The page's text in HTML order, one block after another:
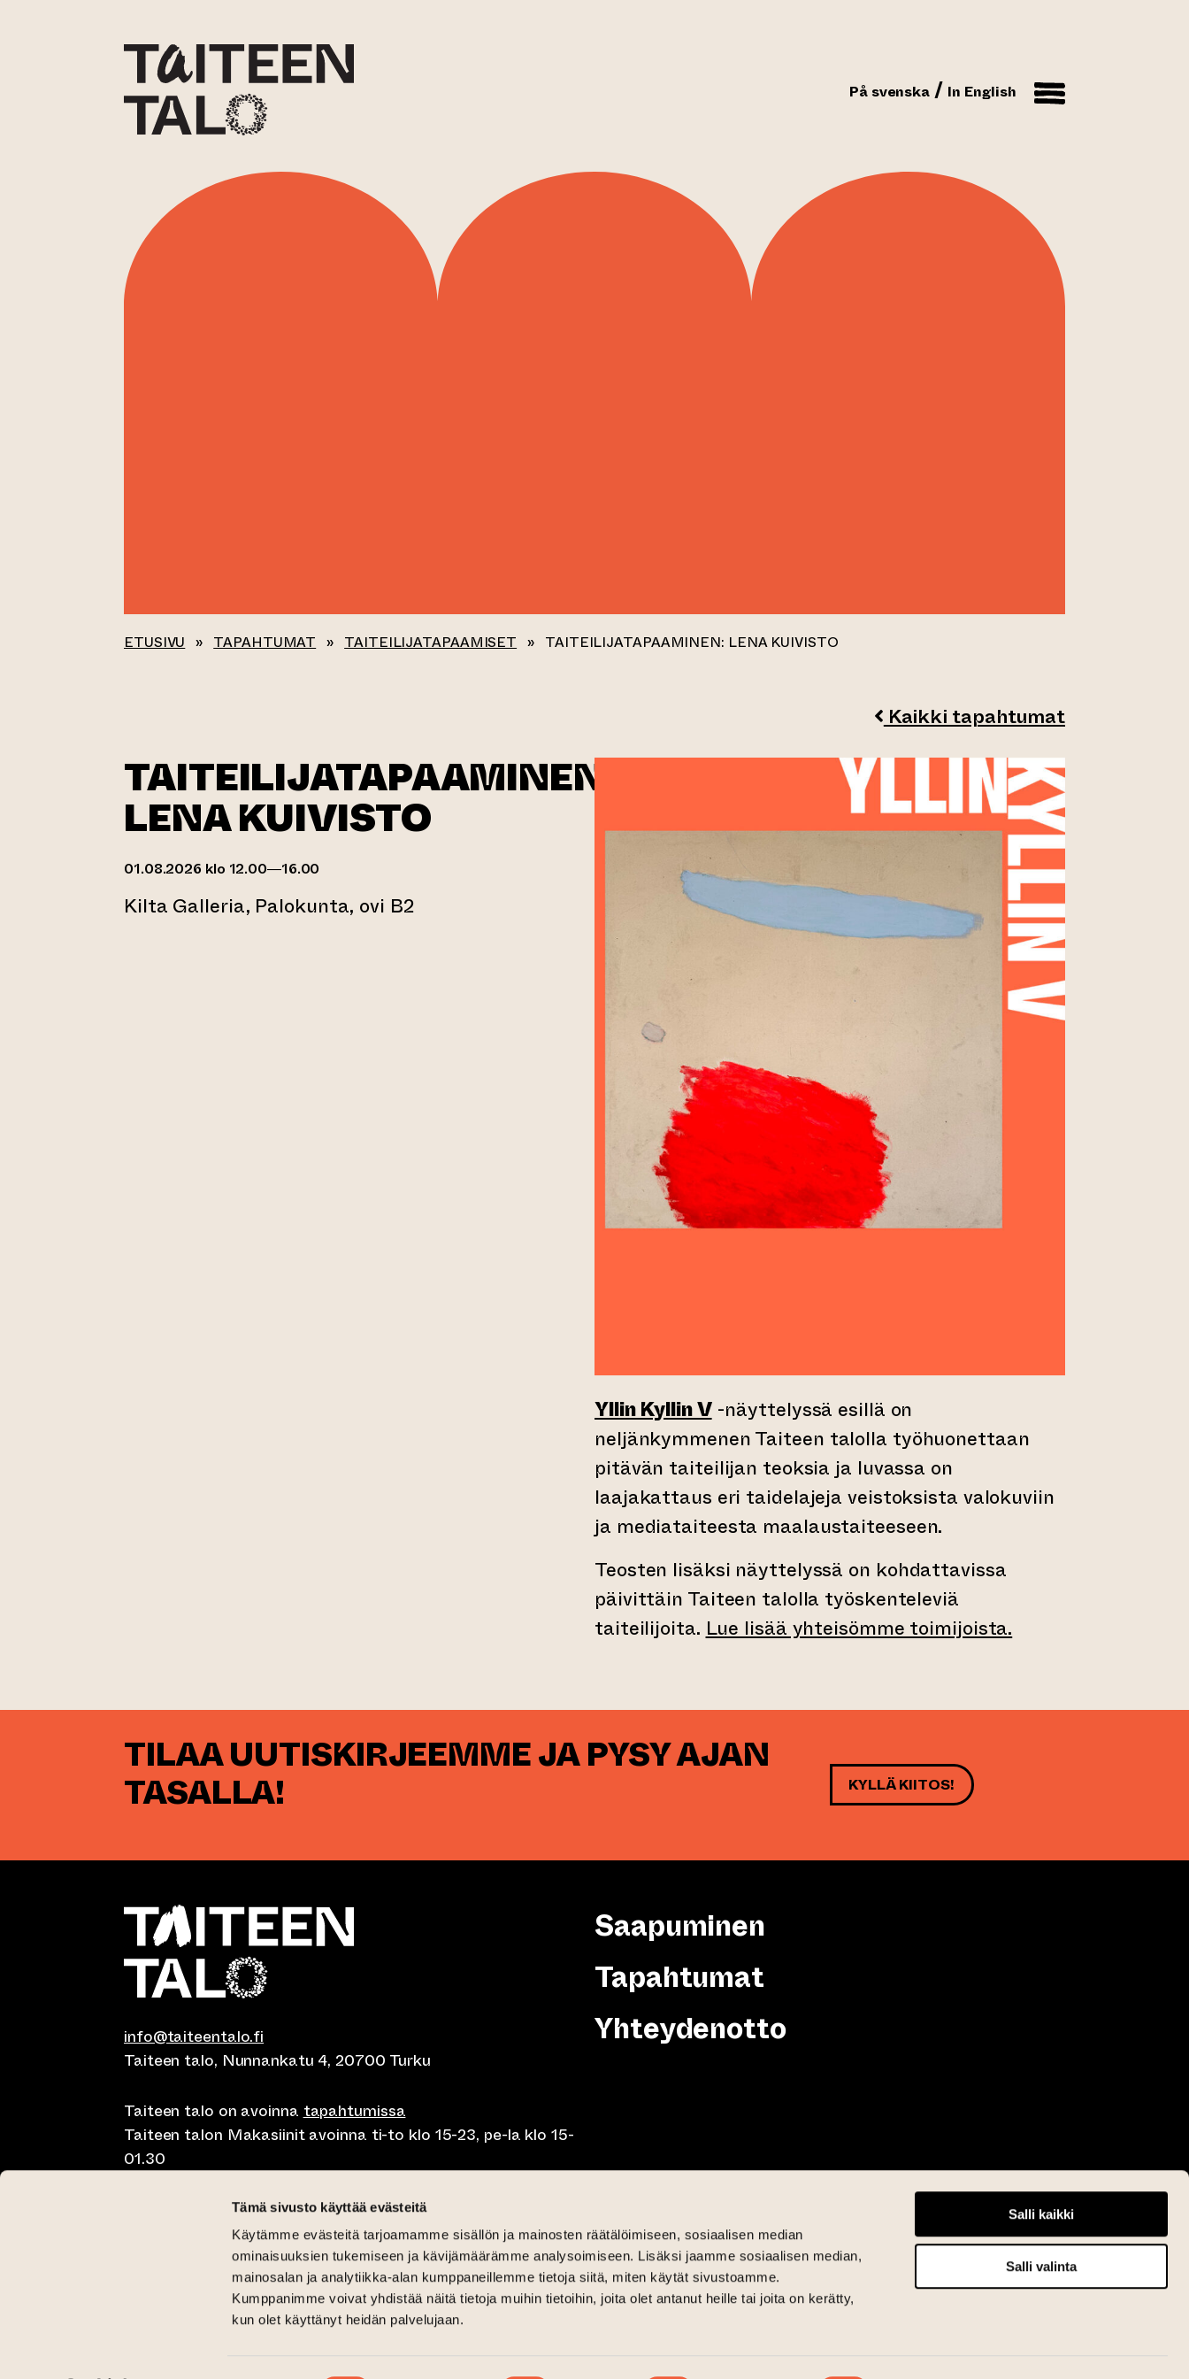
Tämä sivusto käyttää evästeitä
Käytämme evästeitä tarjoamamme sisällön ja mainosten räätälöimiseen, sosiaalisen median
ominaisuuksien tukemiseen ja kävijämäärämme analysoimiseen. Lisäksi jaamme sosiaalisen median,
mainosalan ja analytiikka-alan kumppaneillemme tietoja siitä, miten käytät sivustoamme.
Kumppanimme voivat yhdistää näitä tietoja muihin tietoihin, joita olet antanut heille tai joita on kerätty,
kun olet käyttänyt heidän palvelujaan.
Salli kaikki
Salli valinta
På svenska In English
ETUSIVU » TAPAHTUMAT » TAITEILIJATAPAAMISET » TAITEILIJATAPAAMINEN: LENA KUIVISTO
Kaikki tapahtumat
TAITEILIJATAPAAMINEN:
LENA KUIVISTO
01.08.2026 klo 12.00—16.00
Kilta Galleria, Palokunta, ovi B2
Yllin Kyllin V-näyttelyssä esillä on
neljänkymmenen Taiteen talolla työhuonettaan
pitävän taiteilijan teoksia ja luvassa on
laajakattaus eri taidelajeja veistoksista valokuviin
ja mediataiteesta maalaustaiteeseen.
Teosten lisäksi näyttelyssä on kohdattavissa
päivittäin Taiteen talolla työskenteleviä
taiteilijoita. Lue lisää yhteisömme toimijoista.
TILAA UUTISKIRJEEMME JA PYSY AJAN
TASALLA!
KYLLÄ KIITOS!
info@taiteentalo.fi
Taiteen talo, Nunnankatu 4, 20700 Turku
Taiteen talo on avoinna tapahtumissa
Taiteen talon Makasiinit avoinna ti-to klo 15-23, pe-la klo 15-
01.30
Café Elephanten su-ma klo 10-20, ti-to klo 10-23, pe-la klo 10-
Pegasus Taiteen talo ma-pe lounas klo 10.30-15, la lounas klo
11-15 ja brunssi su klo 11-15
Kriittinen Galleria ti-su 12-18
Galleria Aski ti-pe 12-18 ja la-su 12-16
Saapuminen
Tapahtumat
Yhteydenotto